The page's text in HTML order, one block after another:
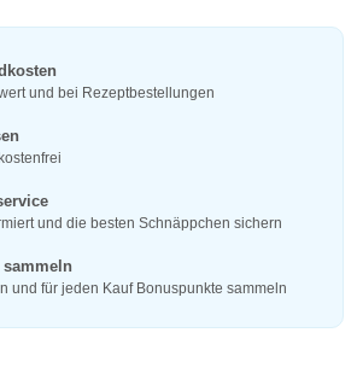
und bei Rezeptbestellungen
und die besten Schnäppchen sichern
sammeln
und für jeden Kauf Bonuspunkte sammeln